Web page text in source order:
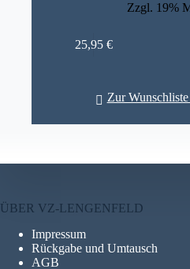
Zzgl. 19%
25,95 €
Zur
ÜBER VZ-LENGENFELD
Impressum
Rückgabe und Umtausch
AGB